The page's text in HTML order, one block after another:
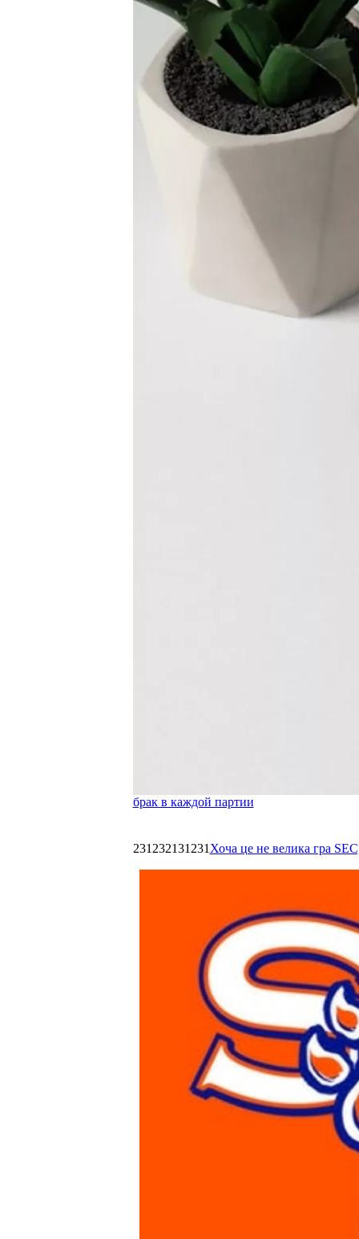
брак в каждой партии
231232131231 Хоча це не велика гра